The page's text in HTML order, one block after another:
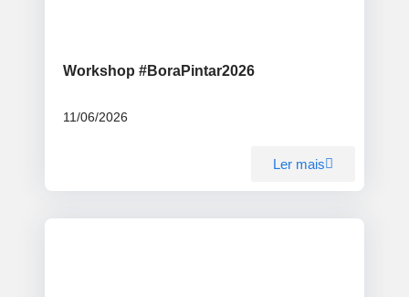
Workshop #BoraPintar2026
11/06/2026
Ler mais